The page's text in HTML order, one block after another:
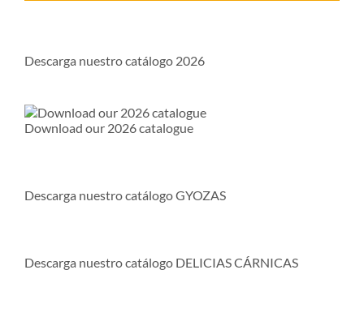
Descarga nuestro catálogo 2026
Download our 2026 catalogue
Descarga nuestro catálogo GYOZAS
Descarga nuestro catálogo DELICIAS CÁRNICAS